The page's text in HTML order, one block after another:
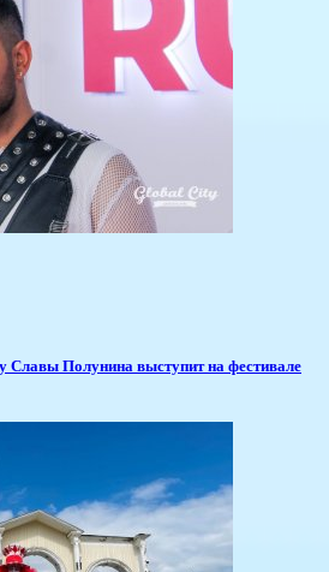
Славы Полунина выступит на фестивале